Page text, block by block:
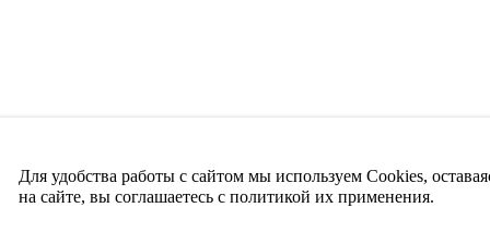
Для удобства работы с сайтом мы используем Cookies,
на сайте, вы соглашаетесь с политикой их применения.